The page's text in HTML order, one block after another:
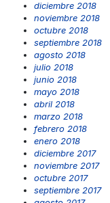
diciembre 2018
noviembre 2018
octubre 2018
septiembre 2018
agosto 2018
julio 2018
junio 2018
mayo 2018
abril 2018
marzo 2018
febrero 2018
enero 2018
diciembre 2017
noviembre 2017
octubre 2017
septiembre 2017